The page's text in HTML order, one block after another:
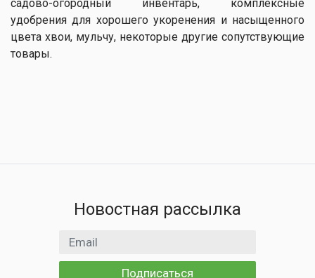
садово-огородный инвентарь, комплексные
удобрения для хорошего укоренения и насыщенного
цвета хвои, мульчу, некоторые другие сопутствующие
товары.
Новостная рассылка
Email адрес
Подписаться